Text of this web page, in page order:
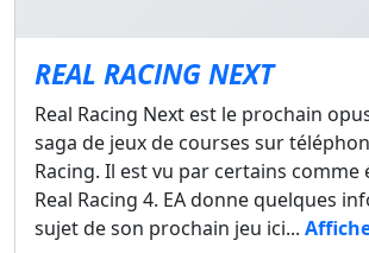
REAL RACING NEXT
Real Racing Next est le prochain
saga de jeux de courses sur
Racing. Il est vu par certains comme
Real Racing 4. EA donne quelques
sujet de son prochain jeu ici...